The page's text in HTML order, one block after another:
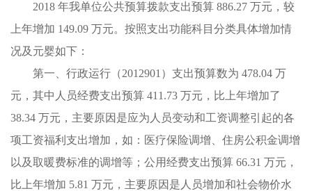
2018 年我单位公共预算拨款支出预算 886.27 万元，较
上年增加 149.09 万元。按照支出功能科目分类具体增加情
况及元婴如下：
第一、行政运行（2012901）支出预算数为 478.04 万
元，其中人员经费支出预算 411.73 万元，比上年增加了
38.34 万元，主要原因是应为人员变动和工资调整引起的各
项工资福利支出增加，如：医疗保险调增、住房公积金调增
以及取暖费标准的调增等；公用经费支出预算 66.31 万元，
比上年增加 5.81 万元，主要原因是人员增加和社会物价水